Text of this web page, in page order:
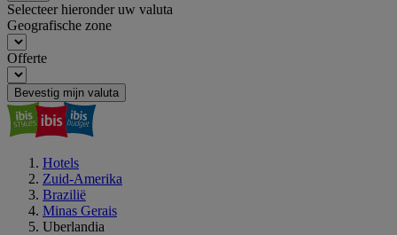
Selecteer hieronder uw valuta
Geografische zone
Offerte
Bevestig mijn valuta
Hotels
Zuid-Amerika
Brazilië
Minas Gerais
Uberlandia